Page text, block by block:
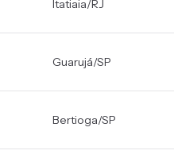
Itatiaia/RJ
Guarujá/SP
Bertioga/SP